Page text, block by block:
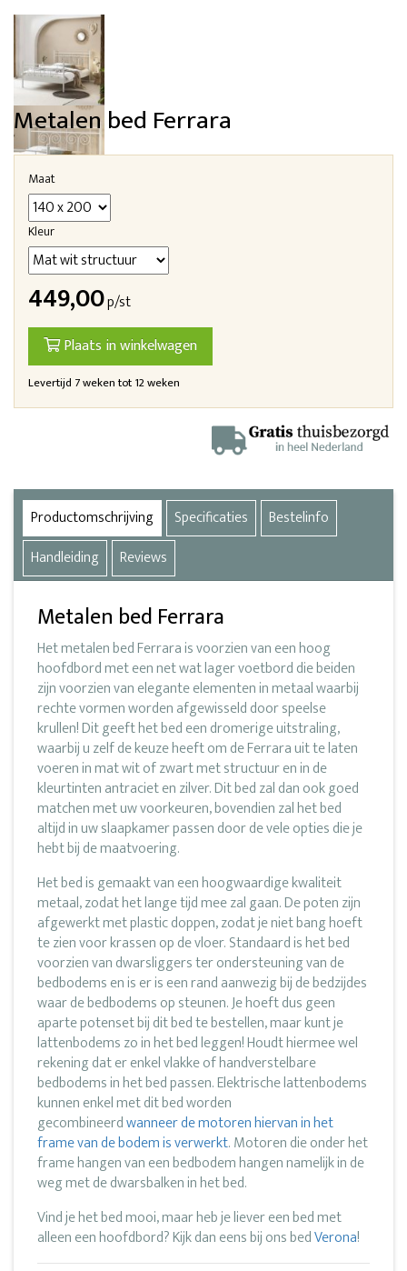
Metalen bed Ferrara
Maat
Kleur
449,00p/st
Plaats in winkelwagen
Levertijd 7 weken tot 12 weken
Productomschrijving Specificaties
Bestelinfo
Handleiding
Reviews
Metalen bed Ferrara
Het metalen bed Ferrara is voorzien van een hoog
hoofdbord met een net wat lager voetbord die beiden
zijn voorzien van elegante elementen in metaal waarbij
rechte vormen worden afgewisseld door speelse
krullen! Dit geeft het bed een dromerige uitstraling,
waarbij u zelf de keuze heeft om de Ferrara uit te laten
voeren in mat wit of zwart met structuur en in de
kleurtinten antraciet en zilver. Dit bed zal dan ook goed
matchen met uw voorkeuren, bovendien zal het bed
altijd in uw slaapkamer passen door de vele opties die je
hebt bij de maatvoering.
Het bed is gemaakt van een hoogwaardige kwaliteit
metaal, zodat het lange tijd mee zal gaan. De poten zijn
afgewerkt met plastic doppen, zodat je niet bang hoeft
te zien voor krassen op de vloer. Standaard is het bed
voorzien van dwarsliggers ter ondersteuning van de
bedbodems en is er is een rand aanwezig bij de bedzijdes
waar de bedbodems op steunen. Je hoeft dus geen
aparte potenset bij dit bed te bestellen, maar kunt je
lattenbodems zo in het bed leggen! Houdt hiermee wel
rekening dat er enkel vlakke of handverstelbare
bedbodems in het bed passen. Elektrische lattenbodems
kunnen enkel met dit bed worden
gecombineerdwanneer de motoren hiervan in het
frame van de bodem is verwerkt. Motoren die onder het
frame hangen van een bedbodem hangen namelijk in de
weg met de dwarsbalken in het bed.
Vind je het bed mooi, maar heb je liever een bed met
alleen een hoofdbord? Kijk dan eens bij ons bedVerona!